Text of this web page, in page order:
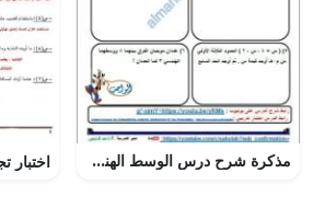
مذكرة شرح درس الوسط الهندسي مع أمثلة تدريبية (رياضيات بحتة) الحادي عشر